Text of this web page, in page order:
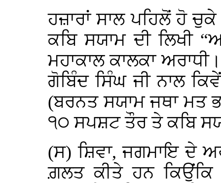
ਹਜ਼ਾਰਾਂ ਸਾਲ ਪਹਿਲੋਂ ਹੋ
ਕਬਿ ਸਯਾਮ ਦੀ ਲਿਖੀ
ਮਹਾਕਾਲ ਕਾਲਕਾ
ਗੋਬਿੰਦ ਸਿੰਘ ਜੀ ਨਾਲ
(ਬਰਨਤ ਸਯਾਮ ਜਥਾ ਮਤ
੧੦ ਸਪਸ਼ਟ ਤੌਰ ਤੇ ਕਬਿ
(ਸ) ਸ਼ਿਵਾ, ਜਗਮਾਇ ਦੇ
ਗ਼ਲਤ ਕੀਤੇ ਹਨ